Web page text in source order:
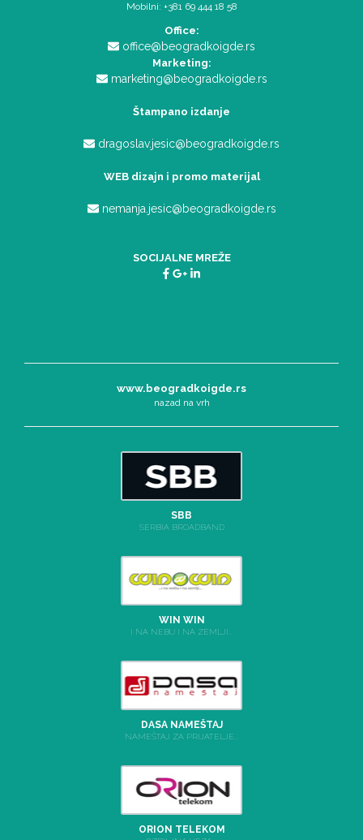
Mobilni: +381 69 444 18 58
Office:
office@beogradkoigde.rs
Marketing:
marketing@beogradkoigde.rs
Štampano izdanje
dragoslav.jesic@beogradkoigde.rs
WEB dizajn i promo materijal
nemanja.jesic@beogradkoigde.rs
SOCIJALNE MREŽE
www.beogradkoigde.rs
nazad na vrh
SBB
SERBIA BROADBAND
WIN WIN
I NA NEBU I NA ZEMLJI...
DASA NAMEŠTAJ
NAMEŠTAJ ZA PRIJATELJE...
ORION TELEKOM